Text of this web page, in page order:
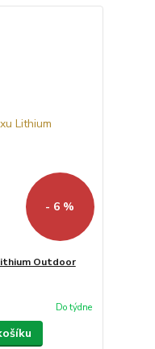
- 6 %
Outdoor
Do týdne